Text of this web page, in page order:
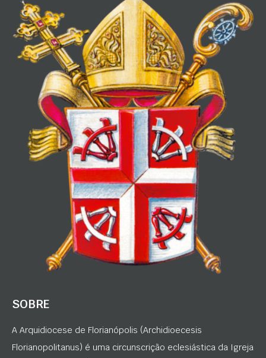
SOBRE
A Arquidiocese de Florianópolis (Archidioecesis
Florianopolitanus) é uma circunscrição eclesiástica da Igreja